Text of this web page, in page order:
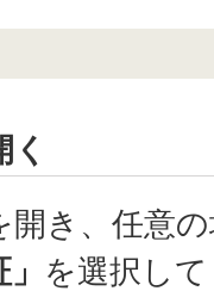
開き、任意
を選択し